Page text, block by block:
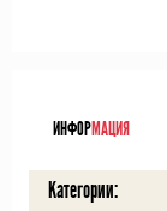
ИНФОРМАЦИЯ
Категории: